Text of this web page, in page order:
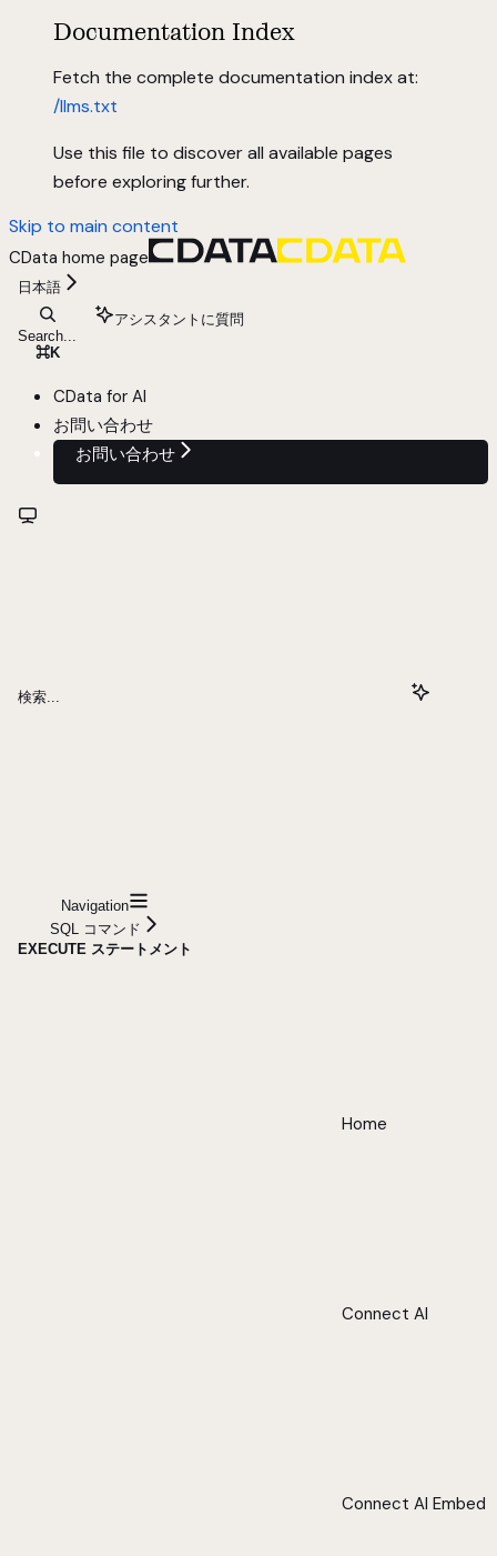
Documentation Index
Fetch the complete documentation index at:
/llms.txt
Use this file to discover all available pages
before exploring further.
Skip to main content
CData home page
日本語
Search...
⌘K
アシスタントに質問
CData for AI
お問い合わせ
お問い合わせ
検索...
Navigation
SQL コマンド
EXECUTE ステートメント
Home
Connect AI
Connect AI Embed